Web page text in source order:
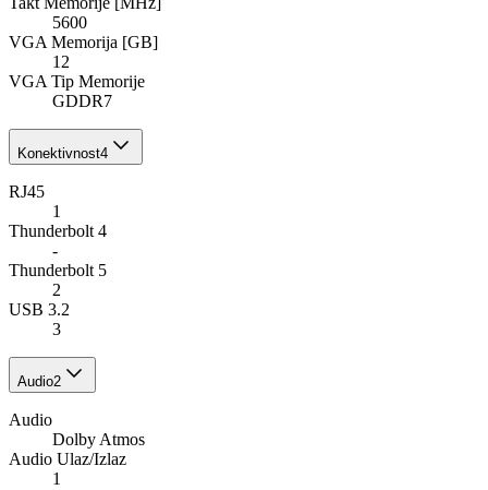
5600
VGA Memorija [GB]
12
VGA Tip Memorije
GDDR7
Konektivnost4
RJ45
1
Thunderbolt 4
-
Thunderbolt 5
2
USB 3.2
3
Audio2
Audio
Dolby Atmos
Audio Ulaz/Izlaz
1